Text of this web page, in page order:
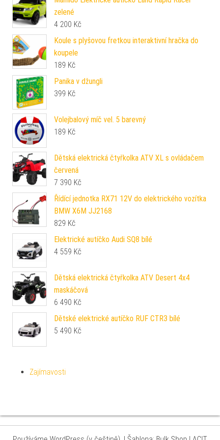
zelené
4 200 Kč
Koule s plyšovou fretkou interaktivní hračka do
koupele
189 Kč
Panika v džungli
399 Kč
Volejbalový míč vel. 5 barevný
189 Kč
Dětská elektrická čtyřkolka ATV XL s ovládačem
červená
7 390 Kč
Řídící jednotka RX71 12V do elektrického vozítka
BMW X6M JJ2168
829 Kč
Elektrické autíčko Audi SQ8 bílé
4 559 Kč
Dětská elektrická čtyřkolka ATV Desert 4x4
maskáčová
6 490 Kč
Dětské elektrické autíčko RUF CTR3 bílé
5 490 Kč
Zajímavosti